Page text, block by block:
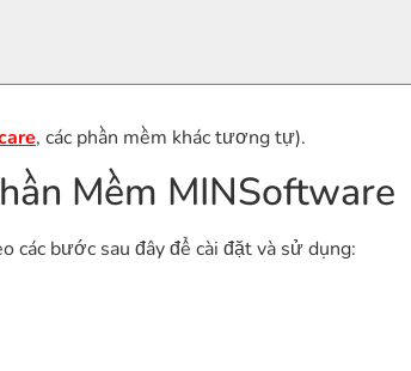
, các phần mềm khác tương tự).
Mềm MINSoftware
các bước sau đây để cài đặt và sử dụng: